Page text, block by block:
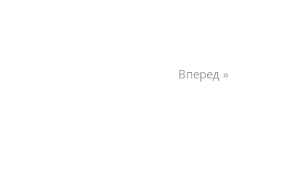
Вперед »